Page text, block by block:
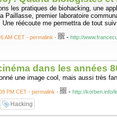
les pratiques de biohacking, une
Paillasse, premier laboratoire
réécoute me permettra de tout
AM CET - permalink - - http://
dans les années
une image cool, mais aussi très
PM CET - permalink - - http://korben.info/
Hacking